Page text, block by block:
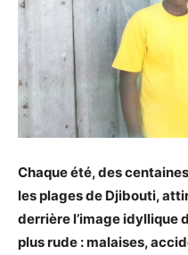
Chaque été, des
les plages de Djibouti,
derrière l’image idyllique
plus rude : malaises,